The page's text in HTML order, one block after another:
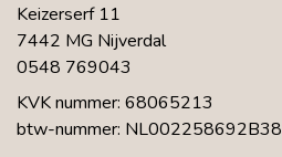
Keizerserf 11
7442 MG Nijverdal
0548 769043
KVK nummer: 68065213
btw-nummer: NL002258692B38